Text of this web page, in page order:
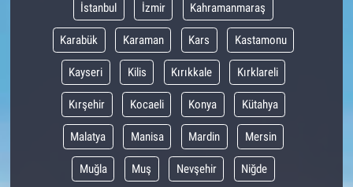
İstanbul İzmir Kahramanmaraş
Karabük Karaman Kars Kastamonu
Kayseri Kilis Kırıkkale Kırklareli
Kırşehir Kocaeli Konya Kütahya
Malatya Manisa Mardin Mersin
Muğla Muş Nevşehir Niğde